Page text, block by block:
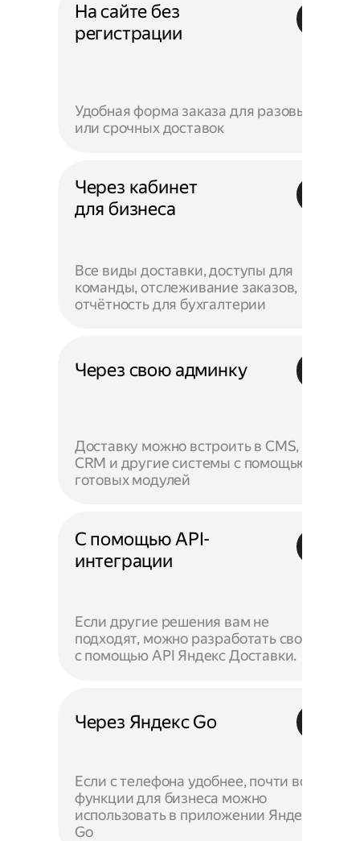
На сайте без
регистрации
Удобная форма заказа для разовых
или срочных доставок
Через кабинет
для бизнеса
Все виды доставки, доступы для
команды, отслеживание заказов,
отчётность для бухгалтерии
Через свою админку
Доставку можно встроить в CMS,
CRM и другие системы с помощью
готовых модулей
С помощью API-
интеграции
Если другие решения вам не
подходят, можно разработать своё —
с помощью API Яндекс Доставки.
Через Яндекс Go
Если с телефона удобнее, почти все
функции для бизнеса можно
использовать в приложении Яндекс
Go